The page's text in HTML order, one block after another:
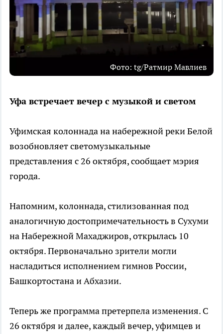
Фото: tg/Ратмир Мавлиев
Уфа встречает вечер с музыкой и светом
Уфимская колоннада на набережной реки Белой
возобновляет светомузыкальные
представления с 26 октября, сообщает мэрия
города.
Напомним, колоннада, стилизованная под
аналогичную достопримечательность в Сухуми
на Набережной Махаджиров, открылась 10
октября. Первоначально зрители могли
насладиться исполнением гимнов России,
Башкортостана и Абхазии.
Теперь же программа претерпела изменения. С
26 октября и далее, каждый вечер, уфимцев и